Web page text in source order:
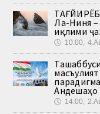
Ла-Ниня –
иқлими
🕔 10:00,
Андешаҳо
🕔 14:00,